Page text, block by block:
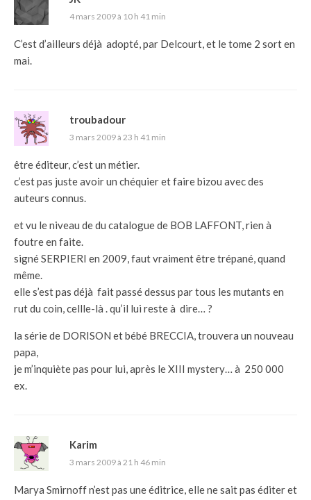
4 mars 2009 à 10 h 41 min
C’est d’ailleurs déjà adopté, par Delcourt, et le tome 2 sort en
mai.
troubadour
3 mars 2009 à 23 h 41 min
être éditeur, c’est un métier.
c’est pas juste avoir un chéquier et faire bizou avec des
auteurs connus.
et vu le niveau de du catalogue de BOB LAFFONT, rien à
foutre en faite.
signé SERPIERI en 2009, faut vraiment être trépané, quand
même.
elle s’est pas déjà fait passé dessus par tous les mutants en
rut du coin, cellle-là . qu’il lui reste à dire… ?
la série de DORISON et bébé BRECCIA, trouvera un nouveau
papa,
je m’inquiète pas pour lui, après le XIII mystery… à 250 000
ex.
Karim
3 mars 2009 à 21 h 46 min
Marya Smirnoff n’est pas une éditrice, elle ne sait pas éditer et